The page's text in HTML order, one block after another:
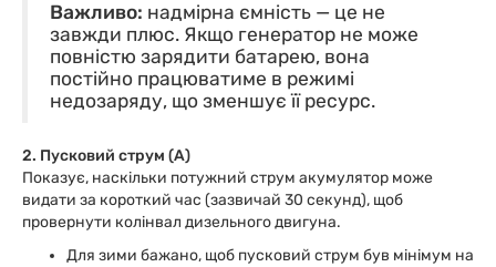
Важливо: надмірна ємність — це не
завжди плюс. Якщо генератор не може
повністю зарядити батарею, вона
постійно працюватиме в режимі
недозаряду, що зменшує її ресурс.
2. Пусковий струм (А)
Показує, наскільки потужний струм акумулятор може
видати за короткий час (зазвичай 30 секунд), щоб
провернути колінвал дизельного двигуна.
Для зими бажано, щоб пусковий струм був мінімум на